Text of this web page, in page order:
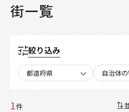
街一覧
絞り込み
都道府県 自治体
1件